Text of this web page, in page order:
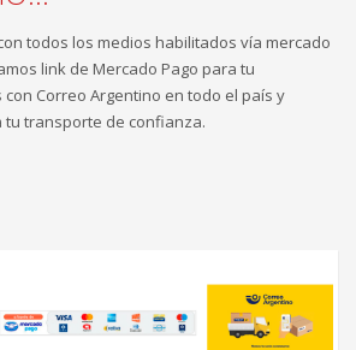
todos los medios habilitados vía mercado
link de Mercado Pago para tu
Correo Argentino en todo el país y
transporte de confianza.